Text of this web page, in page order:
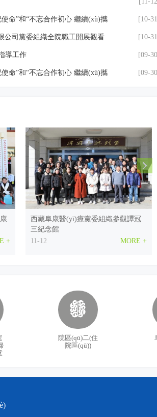
命”和“不忘合作初心 繼續(xù)攜 [10-
司黨委組織全院職工開展觀看 [10-
導工作 [09-
命”和“不忘合作初心 繼續(xù)攜 [09-
遠程教學管理優(yōu)秀獎 [12-14]
流 [12-09]
！ [11-21]
[11-20]
干部大會召開 [11-11]
全社會征集西藏康城腫瘤醫(yī) [11-09]
(qū)開展義診！ [09-06]
北京專家為您免費診治！面向 [05-24]
限公司第三屆親子活動 [08-
+
西藏阜康醫(yī)療黨委組織參觀譚冠
三紀念館
11-12
MORE +
區(qū)第九巡回指導組劉家杰一行蒞
院區(qū)二(住
院區(qū))